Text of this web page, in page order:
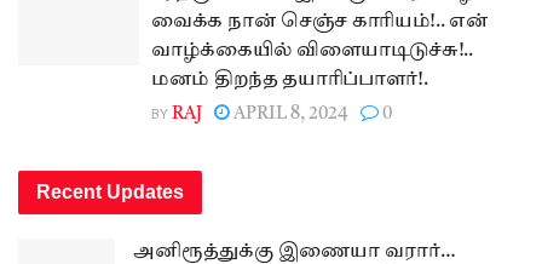
வைக்க நான் செஞ்ச காரியம்!.. என்
வாழ்க்கையில் விளையாடிடுச்சு!..
மனம் திறந்த தயாரிப்பாளர்!.
BY RAJ APRIL 8, 2024 0
Recent Updates
அனிரூத்துக்கு இணையா வரார்…